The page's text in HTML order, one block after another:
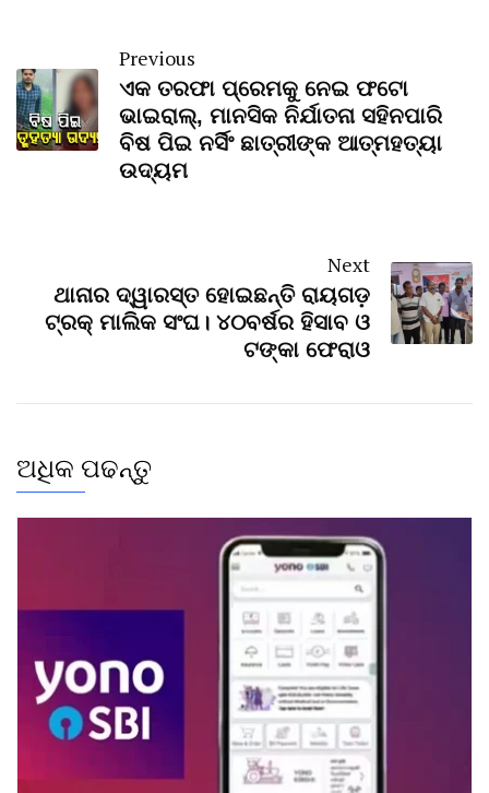
Previous
ଏକ ତରଫା ପ୍ରେମକୁ ନେଇ ଫଟୋ
ଭାଇରାଲ୍, ମାନସିକ ନିର୍ଯାତନା ସହିନପାରି
ବିଷ ପିଇ ନର୍ସିଂ ଛାତ୍ରୀଙ୍କ ଆତ୍ମହତ୍ୟା
ଉଦ୍ୟମ
Next
ଥାନାର ଦ୍ୱାରସ୍ତ ହୋଇଛନ୍ତି ରାୟଗଡ଼
ଟ୍ରକ୍ ମାଲିକ ସଂଘ। ୪୦ବର୍ଷର ହିସାବ ଓ
ଟଙ୍କା ଫେରାଓ
ଅଧିକ ପଢନ୍ତୁ